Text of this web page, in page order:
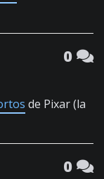
0
de Pixar (la
0